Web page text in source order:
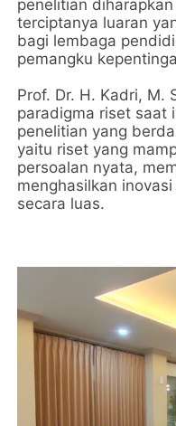
penelitian
terciptanya luaran
bagi lembaga
pemangku
‎Prof. Dr. H. Kadri, M.
paradigma riset saat
penelitian yang
yaitu riset yang
persoalan nyata,
menghasilkan
secara luas.